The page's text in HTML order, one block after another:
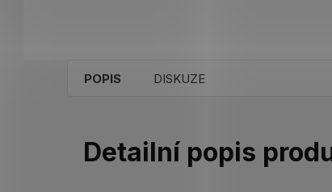
POPIS DISKUZE
Detailní popis